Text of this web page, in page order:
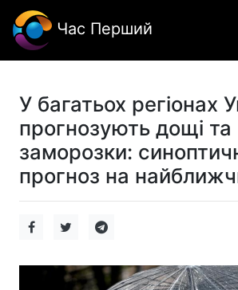
Час Перший
У багатьох регіонах
прогнозують дощі та
заморозки:
прогноз на